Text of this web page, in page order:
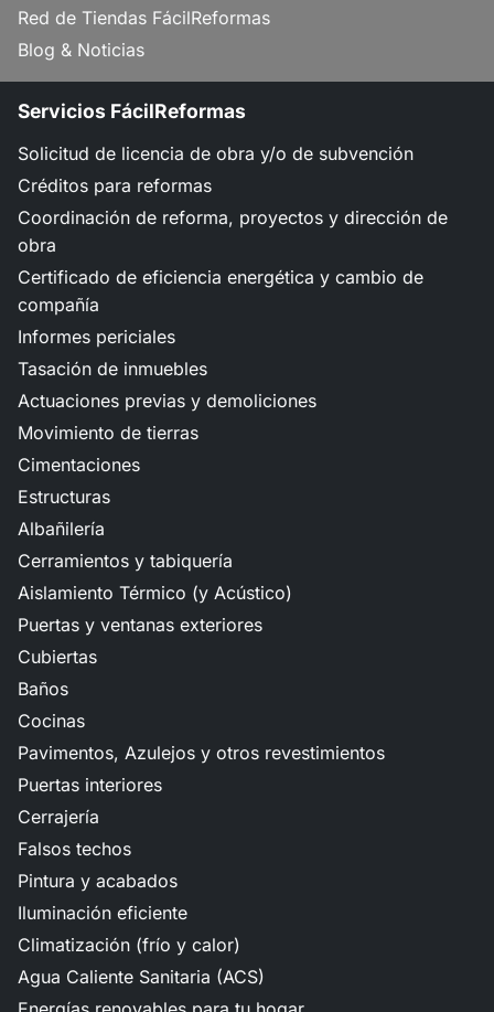
Red de Tiendas FácilReformas
Blog & Noticias
Servicios FácilReformas
Solicitud de licencia de obra y/o de subvención
Créditos para reformas
Coordinación de reforma, proyectos y dirección de
obra
Certificado de eficiencia energética y cambio de
compañía
Informes periciales
Tasación de inmuebles
Actuaciones previas y demoliciones
Movimiento de tierras
Cimentaciones
Estructuras
Albañilería
Cerramientos y tabiquería
Aislamiento Térmico (y Acústico)
Puertas y ventanas exteriores
Cubiertas
Baños
Cocinas
Pavimentos, Azulejos y otros revestimientos
Puertas interiores
Cerrajería
Falsos techos
Pintura y acabados
Iluminación eficiente
Climatización (frío y calor)
Agua Caliente Sanitaria (ACS)